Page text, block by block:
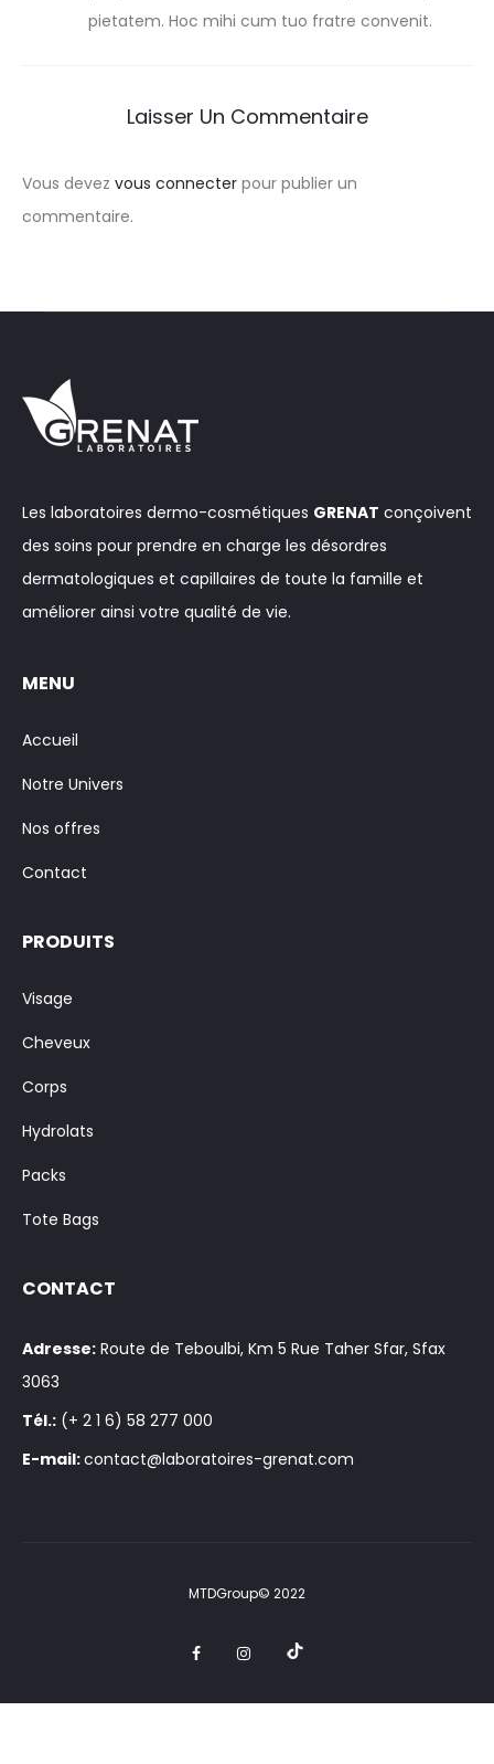
pietatem. Hoc mihi cum tuo fratre convenit.
Laisser Un Commentaire
Vous devez vous connecter pour publier un
commentaire.
Les laboratoires dermo-cosmétiques GRENAT conçoivent
des soins pour prendre en charge les désordres
dermatologiques et capillaires de toute la famille et
améliorer ainsi votre qualité de vie.
MENU
Accueil
Notre Univers
Nos offres
Contact
PRODUITS
Visage
Cheveux
Corps
Hydrolats
Packs
Tote Bags
CONTACT
Adresse: Route de Teboulbi, Km 5 Rue Taher Sfar, Sfax
3063
Tél.: (+ 2 1 6) 58 277 000
E-mail:contact@laboratoires-grenat.com
MTDGroup© 2022
F
e
I
t
t